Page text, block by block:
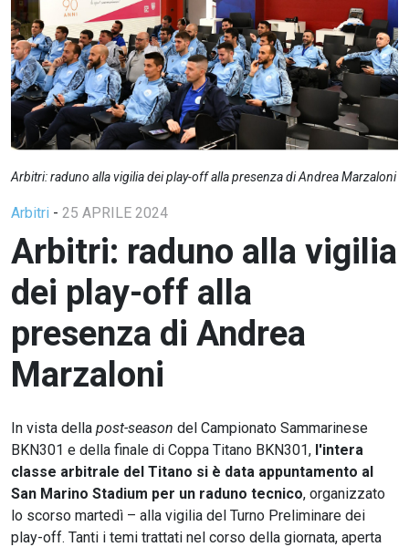
Arbitri: raduno alla vigilia dei play-off alla presenza di Andrea Marzaloni
Arbitri - 25 APRILE 2024
Arbitri: raduno alla vigilia
dei play-off alla
presenza di Andrea
Marzaloni
In vista della post-season del Campionato Sammarinese
BKN301 e della finale di Coppa Titano BKN301, l'intera
classe arbitrale del Titano si è data appuntamento al
San Marino Stadium per un raduno tecnico, organizzato
lo scorso martedì – alla vigilia del Turno Preliminare dei
play-off. Tanti i temi trattati nel corso della giornata, aperta